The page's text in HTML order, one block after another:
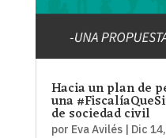
Hacia un plan de
una
de sociedad civil
por Eva Avilés| Dic